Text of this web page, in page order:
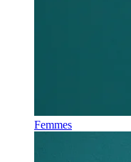
Femmes